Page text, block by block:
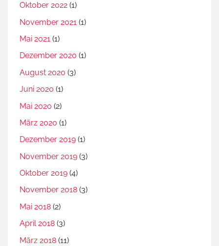
Oktober 2022 (1)
November 2021 (1)
Mai 2021 (1)
Dezember 2020 (1)
August 2020 (3)
Juni 2020 (1)
Mai 2020 (2)
März 2020 (1)
Dezember 2019 (1)
November 2019 (3)
Oktober 2019 (4)
November 2018 (3)
Mai 2018 (2)
April 2018 (3)
März 2018 (11)